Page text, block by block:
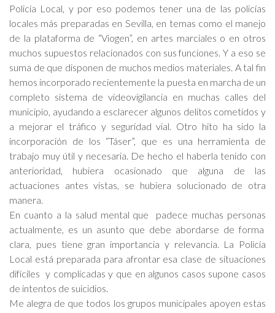
Policía Local, y por eso podemos tener una de las policías
locales más preparadas en Sevilla, en temas como el manejo
de la plataforma de “Viogen”, en artes marciales o en otros
muchos supuestos relacionados con sus funciones. Y a eso se
suma de que disponen de muchos medios materiales. A tal fin
hemos incorporado recientemente la puesta en marcha de un
completo sistema de videovigilancia en muchas calles del
municipio, ayudando a esclarecer algunos delitos cometidos y
a mejorar el tráfico y seguridad vial. Otro hito ha sido la
incorporación de los “Táser”, que es una herramienta de
trabajo muy útil y necesaria. De hecho el haberla tenido con
anterioridad, hubiera ocasionado que alguna de las
actuaciones antes vistas, se hubiera solucionado de otra
manera.
En cuanto a la salud mental que padece muchas personas
actualmente, es un asunto que debe abordarse de forma
clara, pues tiene gran importancia y relevancia. La Policía
Local está preparada para afrontar esa clase de situaciones
difíciles y complicadas y que en algunos casos supone casos
de intentos de suicidios.
Me alegra de que todos los grupos municipales apoyen estas